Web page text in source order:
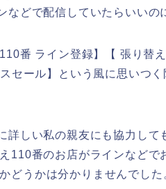
どで配信していたらいいの
番 ライン登録】【 張り替
セール】という風に思いつ
詳しい私の親友にも協力して
110番のお店がラインなどで
どうかは分かりませんでした